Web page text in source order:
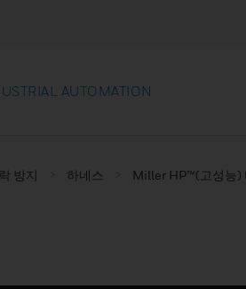
AUTOMATION
방지 하네스 Miller HP™(고성능)